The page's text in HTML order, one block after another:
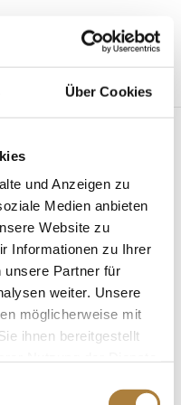
Über Cookies
und Anzeigen zu
Medien anbieten
Website zu
Informationen zu Ihrer
unsere Partner für
weiter. Unsere
möglicherweise mit
ihnen bereitgestellt
2025